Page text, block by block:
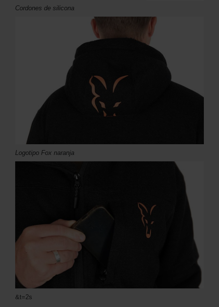
Cordones de silicona
Logotipo Fox naranja
&t=2s